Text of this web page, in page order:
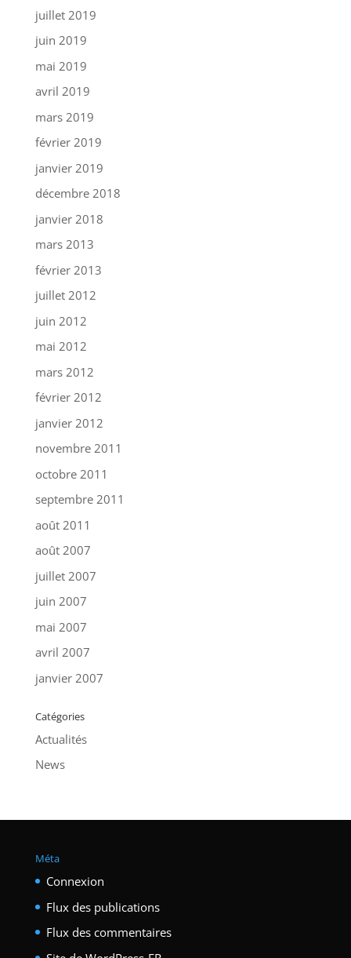
juillet 2019
juin 2019
mai 2019
avril 2019
mars 2019
février 2019
janvier 2019
décembre 2018
janvier 2018
mars 2013
février 2013
juillet 2012
juin 2012
mai 2012
mars 2012
février 2012
janvier 2012
novembre 2011
octobre 2011
septembre 2011
août 2011
août 2007
juillet 2007
juin 2007
mai 2007
avril 2007
janvier 2007
Catégories
Actualités
News
Méta
Connexion
Flux des publications
Flux des commentaires